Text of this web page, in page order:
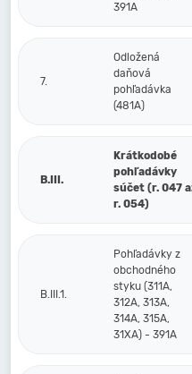
391A
7.
Odložená
daňová
pohľadávka
(481A)
B.III.
Krátkodobé
pohľadávky
súčet (r. 047
r. 054)
B.III.1.
Pohľadávky z
obchodného
styku (311A,
312A, 313A,
314A, 315A,
31XA) - 391A